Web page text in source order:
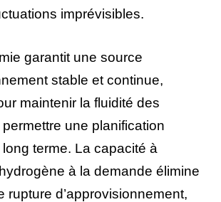
imprévisibles.
garantit une source
stable et continue,
maintenir la fluidité des
une planification
terme. La capacité à
à la demande élimine
rupture d’approvisionnement,